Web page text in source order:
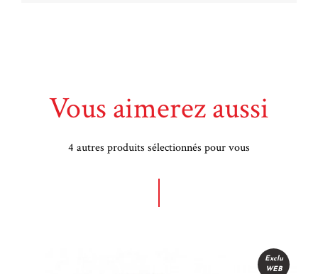
Vous aimerez aussi
4 autres produits sélectionnés pour vous
Exclu
WEB